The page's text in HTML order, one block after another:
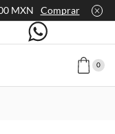
MXN Comprar
0